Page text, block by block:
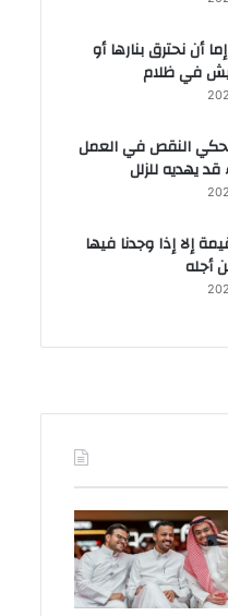
أن نحترق بنارها أو
في ظلام
تحكي النقص في العمل
يهديه للزلل
إلا إذا وجدنا فيها
أجله